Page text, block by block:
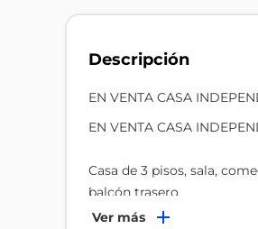
Descripción
EN VENTA CASA
EN VENTA CASA
Casa de 3 pisos, sala,
balcón trasero
Ver más